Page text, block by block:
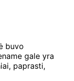
buvo
gale yra
paprasti,